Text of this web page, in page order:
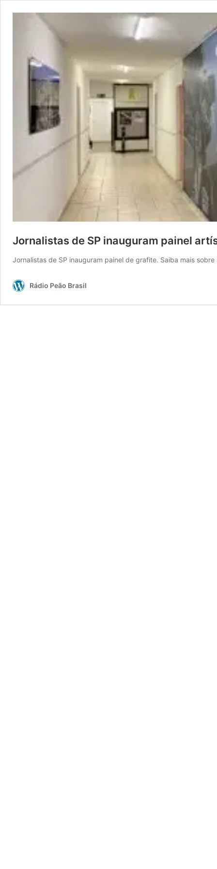
Jornalistas de SP inauguram painel
Jornalistas de SP inauguram painel de grafite. Saiba mais
Rádio Peão Brasil